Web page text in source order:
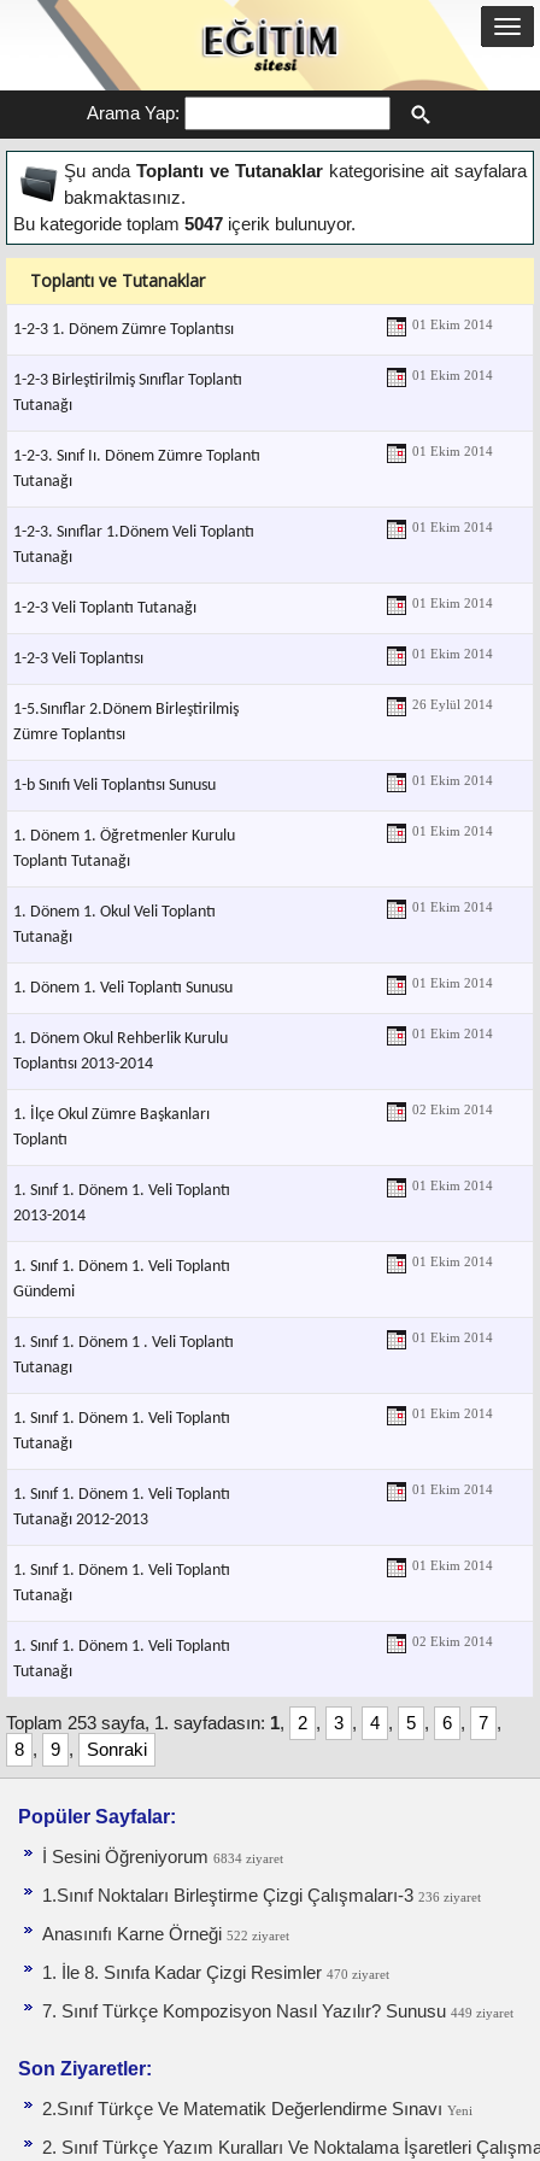
Arama Yap:
Şu anda Toplantı ve Tutanaklar kategorisine ait sayfalara
bakmaktasınız.
Bu kategoride toplam 5047 içerik bulunuyor.
Toplantı ve Tutanaklar
1-2-3 1. Dönem Zümre Toplantısı 01 Ekim 2014
1-2-3 Birleştirilmiş Sınıflar Toplantı
Tutanağı
01 Ekim 2014
1-2-3. Sınıf Iı. Dönem Zümre Toplantı
Tutanağı
01 Ekim 2014
1-2-3. Sınıflar 1.Dönem Veli Toplantı
Tutanağı
01 Ekim 2014
1-2-3 Veli Toplantı Tutanağı 01 Ekim 2014
1-2-3 Veli Toplantısı 01 Ekim 2014
1-5.Sınıflar 2.Dönem Birleştirilmiş
Zümre Toplantısı
26 Eylül 2014
1-b Sınıfı Veli Toplantısı Sunusu 01 Ekim 2014
1. Dönem 1. Öğretmenler Kurulu
Toplantı Tutanağı
01 Ekim 2014
1. Dönem 1. Okul Veli Toplantı
Tutanağı
01 Ekim 2014
1. Dönem 1. Veli Toplantı Sunusu 01 Ekim 2014
1. Dönem Okul Rehberlik Kurulu
Toplantısı 2013-2014
01 Ekim 2014
1. İlçe Okul Zümre Başkanları
Toplantı
02 Ekim 2014
1. Sınıf 1. Dönem 1. Veli Toplantı
2013-2014
01 Ekim 2014
1. Sınıf 1. Dönem 1. Veli Toplantı
Gündemi
01 Ekim 2014
1. Sınıf 1. Dönem 1 . Veli Toplantı
Tutanagı
01 Ekim 2014
1. Sınıf 1. Dönem 1. Veli Toplantı
Tutanağı
01 Ekim 2014
1. Sınıf 1. Dönem 1. Veli Toplantı
Tutanağı 2012-2013
01 Ekim 2014
1. Sınıf 1. Dönem 1. Veli Toplantı
Tutanağı
01 Ekim 2014
1. Sınıf 1. Dönem 1. Veli Toplantı
Tutanağı
02 Ekim 2014
Toplam 253 sayfa, 1. sayfadasın: 1, 2 , 3 , 4 , 5 , 6 , 7 ,
8 , 9 , Sonraki
Popüler Sayfalar:
İ Sesini Öğreniyorum 6834 ziyaret
1.Sınıf Noktaları Birleştirme Çizgi Çalışmaları-3 236 ziyaret
Anasınıfı Karne Örneği 522 ziyaret
1. İle 8. Sınıfa Kadar Çizgi Resimler 470 ziyaret
7. Sınıf Türkçe Kompozisyon Nasıl Yazılır? Sunusu 449 ziyaret
Son Ziyaretler:
2.Sınıf Türkçe Ve Matematik Değerlendirme Sınavı Yeni
2. Sınıf Türkçe Yazım Kuralları Ve Noktalama İşaretleri